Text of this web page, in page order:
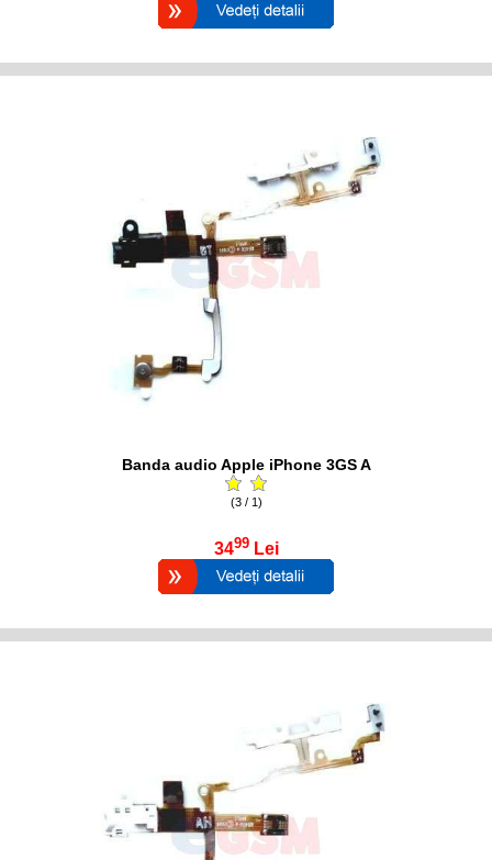
Banda audio Apple iPhone 3GS A
(3 / 1)
3499 Lei